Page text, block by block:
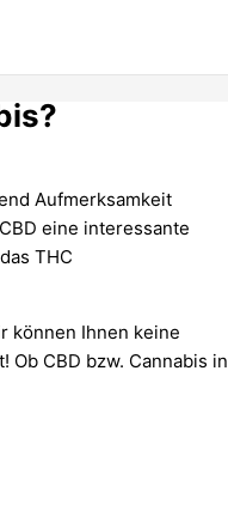
Aufmerksamkeit
eine interessante
THC
können Ihnen keine
CBD bzw. Cannabis in